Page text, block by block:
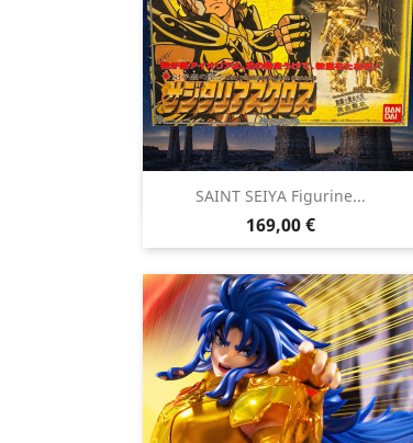
SAINT SEIYA Figurine...
Prix
169,00 €
Aperçu rapide